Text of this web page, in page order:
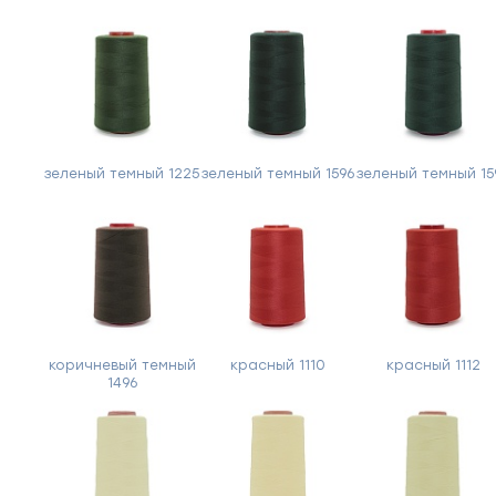
зеленый темный 1225зеленый темный 1596зеленый темный
коричневый темный
1496
красный 1110 красный 1112